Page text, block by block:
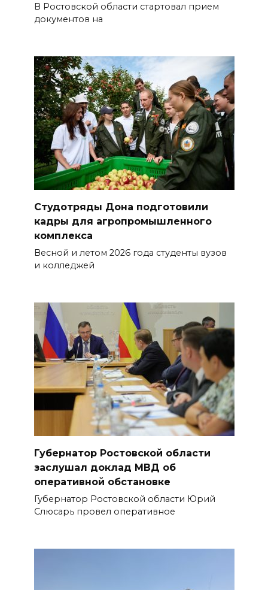
В Ростовской области стартовал прием
документов на
Студотряды Дона подготовили
кадры для агропромышленного
комплекса
Весной и летом 2026 года студенты вузов
и колледжей
Губернатор Ростовской области
заслушал доклад МВД об
оперативной обстановке
Губернатор Ростовской области Юрий
Слюсарь провел оперативное